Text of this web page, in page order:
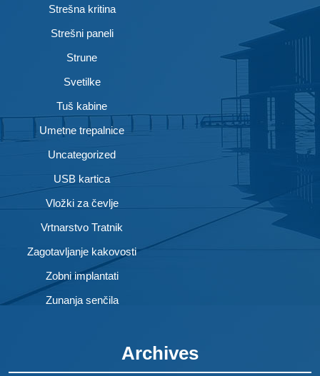
Strešna kritina
Strešni paneli
Strune
Svetilke
Tuš kabine
Umetne trepalnice
Uncategorized
USB kartica
Vložki za čevlje
Vrtnarstvo Tratnik
Zagotavljanje kakovosti
Zobni implantati
Zunanja senčila
Archives